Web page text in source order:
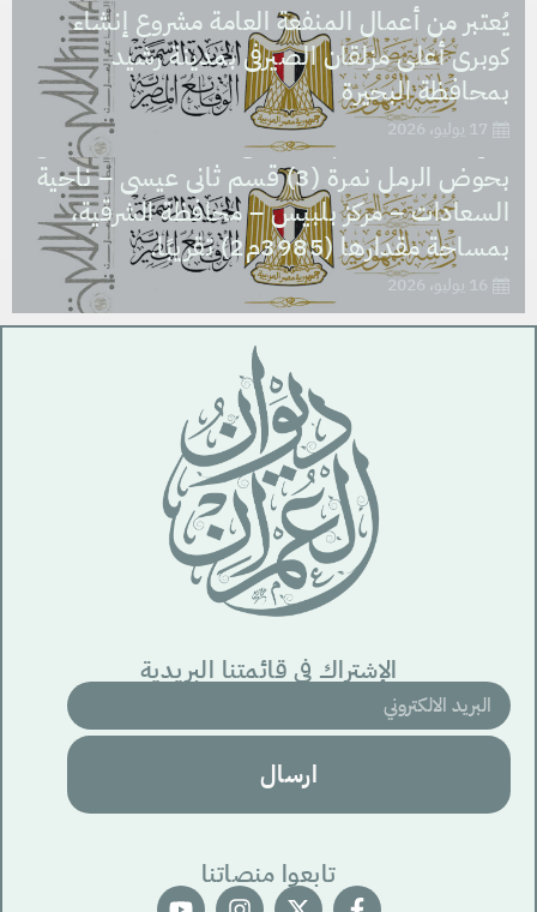
يُعتبر من أعمال المنفعة العامة مشروع إنشاء
كوبرى أعلى مزلقان الصيرفى بمدينة رشيد
بمحافظة البحيرة
17 يوليو، 2026
يُعتبر من أعمال المنفعة العامة مشروع نزع ملكية
العقار الذى تشغله مدرسة السعادات الابتدائية
والإعدادية، بالرقم التعريفى (1312747) الكائن
بحوض الرمل نمرة (3) قسم ثانى عيسى – ناحية
السعادات – مركز بلبيس – محافظة الشرقية،
بمساحة مقدارها (3985م2) تقريبًا.
16 يوليو، 2026
الإشتراك في قائمتنا البريدية
ارسال
تابعوا منصاتنا